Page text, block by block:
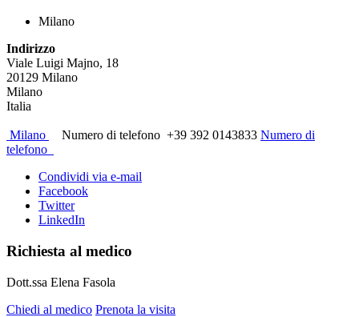
Milano
Indirizzo
Viale Luigi Majno, 18
20129 Milano
Milano
Italia
Milano Numero di telefono +39 392 0143833 Numero di
telefono
Condividi via e-mail
Facebook
Twitter
LinkedIn
Richiesta al medico
Dott.ssa Elena Fasola
Chiedi al medico Prenota la visita